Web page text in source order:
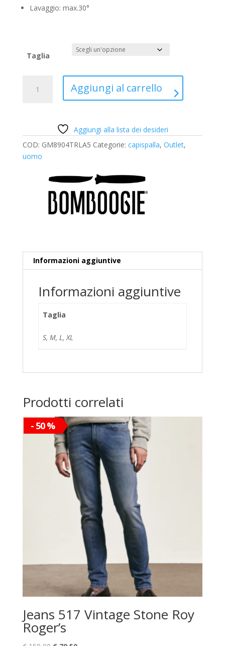
Lavaggio: max.30°
Taglia
camicia
Bomboogie
quantità
Aggiungi al carrello
n
a
Aggiungi alla lista dei desideri
COD: GM8904TRLA5 Categorie: capispalla, Outlet,
uomo
Informazioni aggiuntive
Informazioni aggiuntive
Taglia
S, M, L, XL
Prodotti correlati
- 50 %
Jeans 517 Vintage Stone Roy
Roger’s